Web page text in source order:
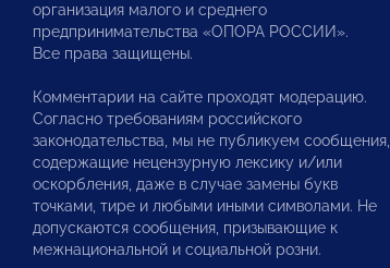
организация малого и среднего
предпринимательства «ОПОРА РОССИИ».
Все права защищены.
Комментарии на сайте проходят модерацию.
Согласно требованиям российского
законодательства, мы не публикуем сообщения,
содержащие нецензурную лексику и/или
оскорбления, даже в случае замены букв
точками, тире и любыми иными символами. Не
допускаются сообщения, призывающие к
межнациональной и социальной розни.